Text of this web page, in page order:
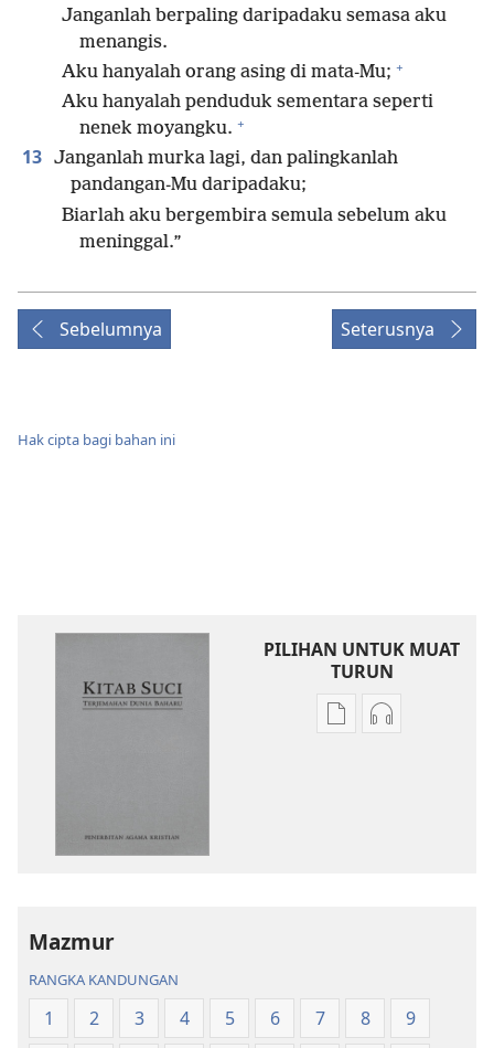
Janganlah berpaling daripadaku semasa aku
menangis.
Aku hanyalah orang asing di mata-Mu; +
Aku hanyalah penduduk sementara seperti
nenek moyangku. +
13 Janganlah murka lagi, dan palingkanlah
pandangan-Mu daripadaku;
Biarlah aku bergembira semula sebelum aku
meninggal.”
Sebelumnya Seterusnya
Hak cipta bagi bahan ini
PILIHAN UNTUK MUAT
TURUN
PilihanPilihan
Mazmur
RANGKA KANDUNGAN
1 2 3 4 5 6 7 8
9